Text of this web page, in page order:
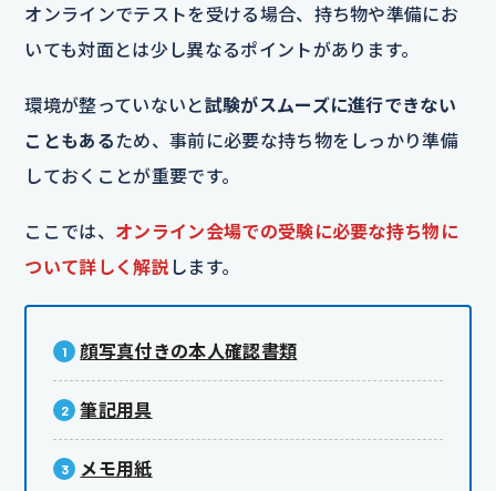
オンラインでテストを受ける場合、持ち物や準備にお
いても対面とは少し異なるポイントがあります。
環境が整っていないと試験がスムーズに進行できない
こともあるため、事前に必要な持ち物をしっかり準備
しておくことが重要です。
ここでは、 オンライン会場での受験に必要な持ち物に
ついて詳しく解説 します。
顔写真付きの本人確認書類
筆記用具
メモ用紙